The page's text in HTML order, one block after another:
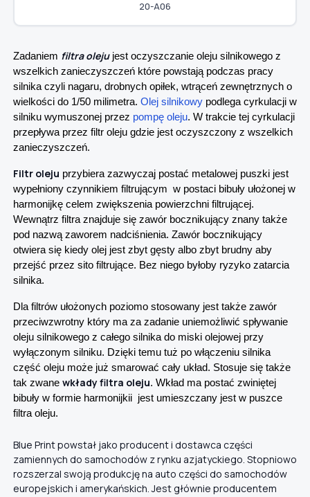
20-A06
Zadaniem filtra olejujest oczyszczanie oleju silnikowego z
wszelkich zanieczyszczeń które powstają podczas pracy
silnika czyli nagaru, drobnych opiłek, wtrąceń zewnętrznych o
wielkości do 1/50 milimetra. Olej silnikowy podlega cyrkulacji w
silniku wymuszonej przez pompę oleju. W trakcie tej cyrkulacji
przepływa przez filtr oleju gdzie jest oczyszczony z wszelkich
zanieczyszczeń.
Filtr oleju przybiera zazwyczaj postać metalowej puszki jest
wypełniony czynnikiem filtrującym w postaci bibuły ułożonej w
harmonijkę celem zwiększenia powierzchni filtrującej.
Wewnątrz filtra znajduje się zawór bocznikujący znany także
pod nazwą zaworem nadciśnienia. Zawór bocznikujący
otwiera się kiedy olej jest zbyt gęsty albo zbyt brudny aby
przejść przez sito filtrujące. Bez niego byłoby ryzyko zatarcia
silnika.
Dla filtrów ułożonych poziomo stosowany jest także zawór
przeciwzwrotny który ma za zadanie uniemożliwić spływanie
oleju silnikowego z całego silnika do miski olejowej przy
wyłączonym silniku. Dzięki temu tuż po włączeniu silnika
część oleju może już smarować cały układ. Stosuje się także
tak zwane wkłady filtra oleju. Wkład ma postać zwiniętej
bibuły w formie harmonijkii jest umieszczany jest w puszce
filtra oleju.
Blue Print powstał jako producent i dostawca części
zamiennych do samochodów z rynku azjatyckiego. Stopniowo
rozszerzal swoją produkcję na auto części do samochodów
europejskich i amerykańskich. Jest głównie producentem